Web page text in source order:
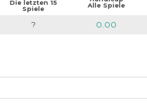
Die letzten 15
Spiele
Alle Spiele
? 0.00